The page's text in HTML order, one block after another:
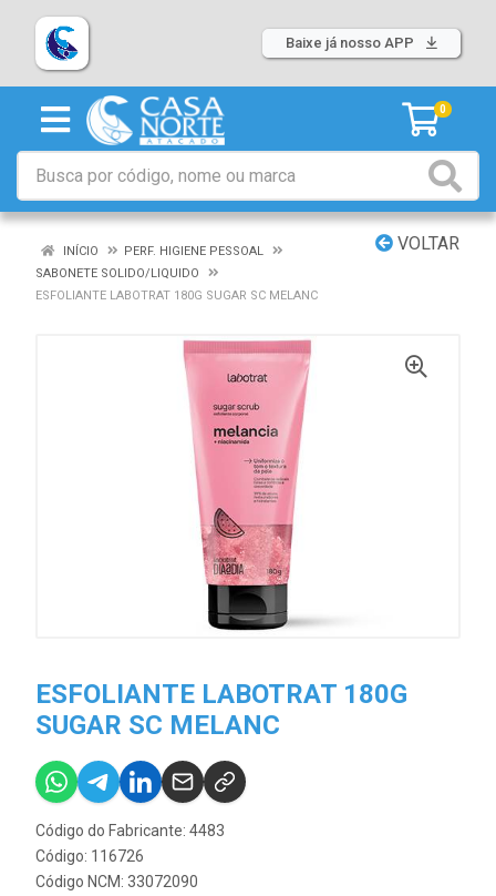
Baixe já nosso APP
0
VOLTAR
INÍCIO
PERF. HIGIENE PESSOAL
SABONETE SOLIDO/LIQUIDO
ESFOLIANTE LABOTRAT 180G SUGAR SC MELANC
ESFOLIANTE LABOTRAT 180G
SUGAR SC MELANC
Código do Fabricante: 4483
Código: 116726
Código NCM: 33072090